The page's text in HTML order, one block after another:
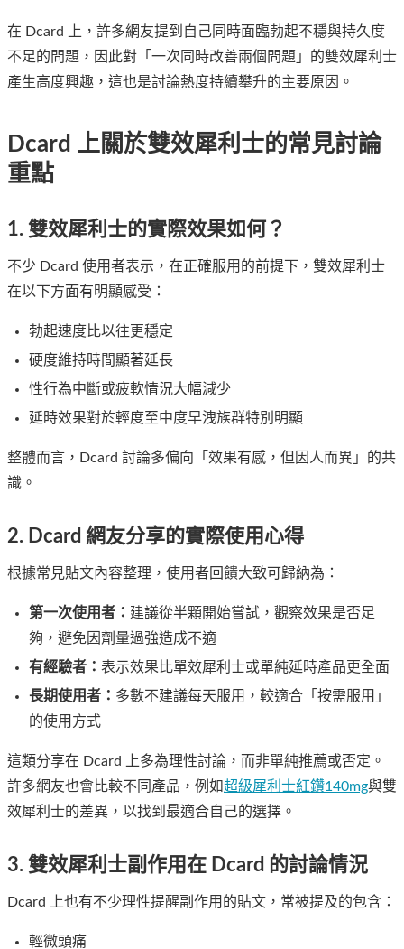
在 Dcard 上，許多網友提到自己同時面臨勃起不穩與持久度
不足的問題，因此對「一次同時改善兩個問題」的雙效犀利士
產生高度興趣，這也是討論熱度持續攀升的主要原因。
Dcard 上關於雙效犀利士的常見討論
重點
1. 雙效犀利士的實際效果如何？
不少 Dcard 使用者表示，在正確服用的前提下，雙效犀利士
在以下方面有明顯感受：
勃起速度比以往更穩定
硬度維持時間顯著延長
性行為中斷或疲軟情況大幅減少
延時效果對於輕度至中度早洩族群特別明顯
整體而言，Dcard 討論多偏向「效果有感，但因人而異」的共
識。
2. Dcard 網友分享的實際使用心得
根據常見貼文內容整理，使用者回饋大致可歸納為：
第一次使用者： 建議從半顆開始嘗試，觀察效果是否足
夠，避免因劑量過強造成不適
有經驗者： 表示效果比單效犀利士或單純延時產品更全面
長期使用者： 多數不建議每天服用，較適合「按需服用」
的使用方式
這類分享在 Dcard 上多為理性討論，而非單純推薦或否定。
許多網友也會比較不同產品，例如超級犀利士紅鑽140mg與雙
效犀利士的差異，以找到最適合自己的選擇。
3. 雙效犀利士副作用在 Dcard 的討論情況
Dcard 上也有不少理性提醒副作用的貼文，常被提及的包含：
輕微頭痛